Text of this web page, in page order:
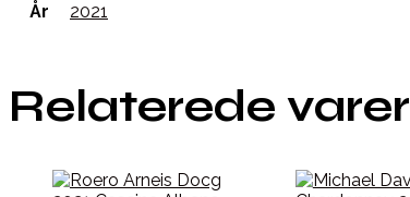
År 2021
Relaterede varer